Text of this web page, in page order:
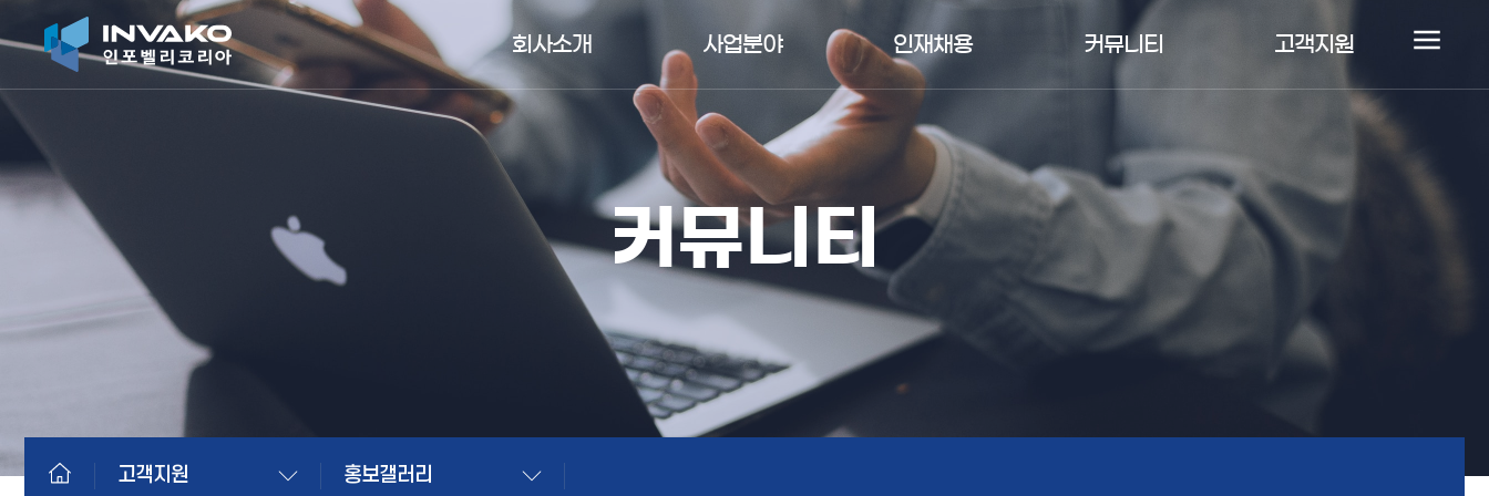
회사소개 사업분야 인재채용 커뮤니티 고객지원
커뮤니티
고객지원 홍보갤러리